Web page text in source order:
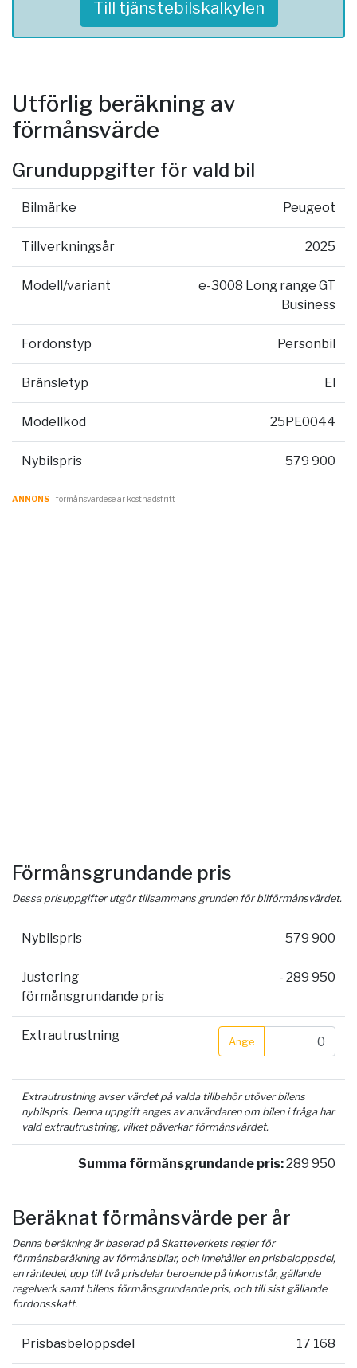
Till tjänstebilskalkylen
Utförlig beräkning av
förmånsvärde
Grunduppgifter för vald bil
Bilmärke Peugeot
Tillverkningsår 2025
Modell/variant
e-3008 Long range GT
Business
Fordonstyp Personbil
Bränsletyp El
Modellkod 25PE0044
Nybilspris 579 900
ANNONS- förmånsvärde.se är kostnadsfritt
Förmånsgrundande pris
Dessa prisuppgifter utgör tillsammans grunden för bilförmånsvärdet.
Nybilspris 579 900
Justering
förmånsgrundande pris
- 289 950
Extrautrustning Ange
Extrautrustning avser värdet på valda tillbehör utöver bilens
nybilspris. Denna uppgift anges av användaren om bilen i fråga har
vald extrautrustning, vilket påverkar förmånsvärdet.
Summa förmånsgrundande pris:289 950
Beräknat förmånsvärde per år
Denna beräkning är baserad på Skatteverkets regler för
förmånsberäkning av förmånsbilar, och innehåller en prisbeloppsdel,
en räntedel, upp till två prisdelar beroende på inkomstår, gällande
regelverk samt bilens förmånsgrundande pris, och till sist gällande
fordonsskatt.
Prisbasbeloppsdel 17 168